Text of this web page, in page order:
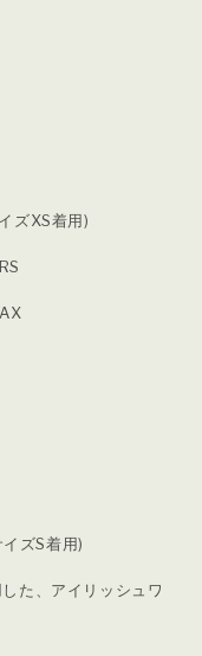
XS着用)
ズS着用)
た、アイリッシュワ